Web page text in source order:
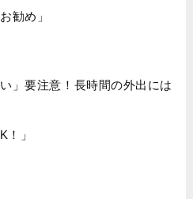
勧め」
」要注意！長時間の外出には
！」